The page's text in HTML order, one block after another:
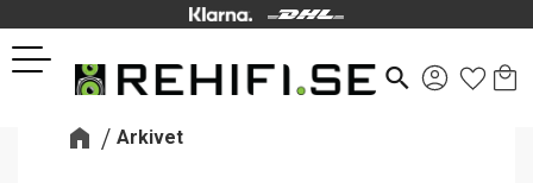
Meny
search
Arkivet